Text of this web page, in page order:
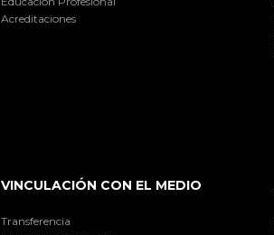
Acreditaciones
VINCULACIÓN CON EL MEDIO
Transferencia